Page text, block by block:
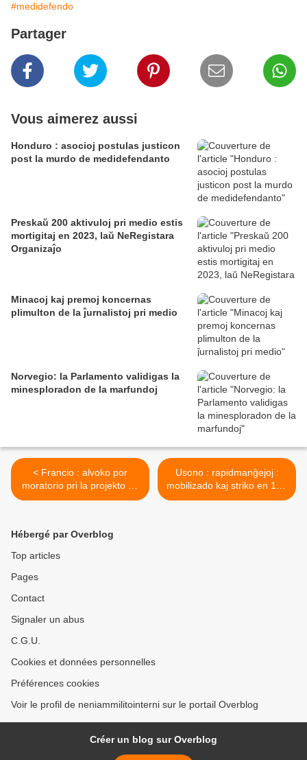
#medidefendo
Partager
Vous aimerez aussi
Honduro : asocioj postulas justicon
post la murdo de medidefendanto
Preskaŭ 200 aktivuloj pri medio estis
mortigitaj en 2023, laŭ NeRegistara
Organizaĵo
Minacoj kaj premoj koncernas
plimulton de la ĵurnalistoj pri medio
Norvegio: la Parlamento validigas la
minesploradon de la marfundoj
< Francio : alvoko por
moratorio pri la projekto de
baraĵo de Sivens kaj por
Usono : rapidmanĝejoj :
mobilizado kaj striko en 150
usonaj urboj >
Hébergé par Overblog
Top articles
Pages
Contact
Signaler un abus
C.G.U.
Cookies et données personnelles
Préférences cookies
Voir le profil de neniammilitointerni sur le portail Overblog
Créer un blog sur Overblog